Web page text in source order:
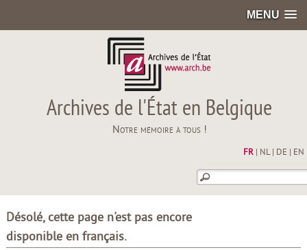
MENU
Archives de l'État en Belgique
Notre mémoire à tous !
FR| NL| DE EN
Désolé, cette page n'est pas encore
disponible en français.